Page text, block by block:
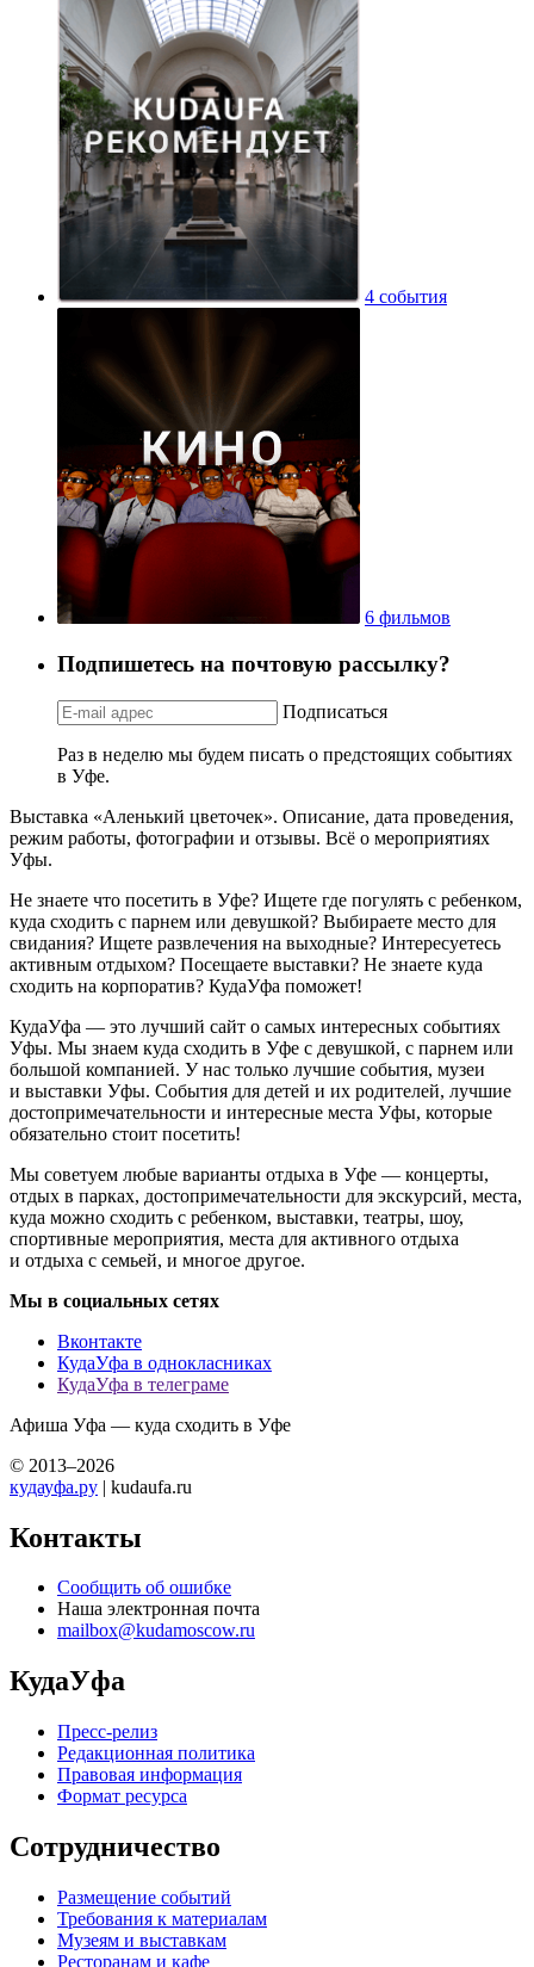
4 события
6 фильмов
Подпишетесь на почтовую рассылку?
Подписаться
Раз в неделю мы будем писать о предстоящих событиях
в Уфе.
Выставка «Аленький цветочек». Описание, дата проведения,
режим работы, фотографии и отзывы. Всё о мероприятиях
Уфы.
Не знаете что посетить в Уфе? Ищете где погулять с ребенком,
куда сходить с парнем или девушкой? Выбираете место для
свидания? Ищете развлечения на выходные? Интересуетесь
активным отдыхом? Посещаете выставки? Не знаете куда
сходить на корпоратив? КудаУфа поможет!
КудаУфа — это лучший сайт о самых интересных событиях
Уфы. Мы знаем куда сходить в Уфе с девушкой, с парнем или
большой компанией. У нас только лучшие события, музеи
и выставки Уфы. События для детей и их родителей, лучшие
достопримечательности и интересные места Уфы, которые
обязательно стоит посетить!
Мы советуем любые варианты отдыха в Уфе — концерты,
отдых в парках, достопримечательности для экскурсий, места,
куда можно сходить с ребенком, выставки, театры, шоу,
спортивные мероприятия, места для активного отдыха
и отдыха с семьей, и многое другое.
Мы в социальных сетях
Вконтакте
КудаУфа в однокласниках
КудаУфа в телеграме
Афиша Уфа — куда сходить в Уфе
© 2013–2026
кудауфа.ру | kudaufa.ru
Контакты
Сообщить об ошибке
Наша электронная почта
mailbox@kudamoscow.ru
КудаУфа
Пресс-релиз
Редакционная политика
Правовая информация
Формат ресурса
Сотрудничество
Размещение событий
Требования к материалам
Музеям и выставкам
Ресторанам и кафе